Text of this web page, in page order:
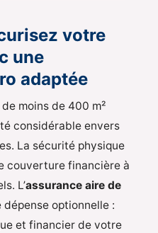
votre
une
adaptée
moins de 400 m²
considérable envers
La sécurité physique
couverture financière à
L’assurance aire de
dépense optionnelle :
et financier de votre